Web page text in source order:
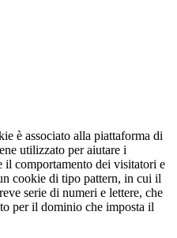
è associato alla piattaforma di
utilizzato per aiutare i
comportamento dei visitatori e
cookie di tipo pattern, in cui il
serie di numeri e lettere, che
per il dominio che imposta il